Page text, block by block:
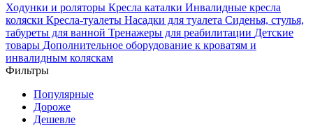
Ходунки и роляторы Кресла каталки Инвалидные кресла
коляски Кресла-туалеты Насадки для туалета Сиденья, стулья,
табуреты для ванной Тренажеры для реабилитации Детские
товары Дополнительное оборудование к кроватям и
инвалидным коляскам
Фильтры
Популярные
Дороже
Дешевле